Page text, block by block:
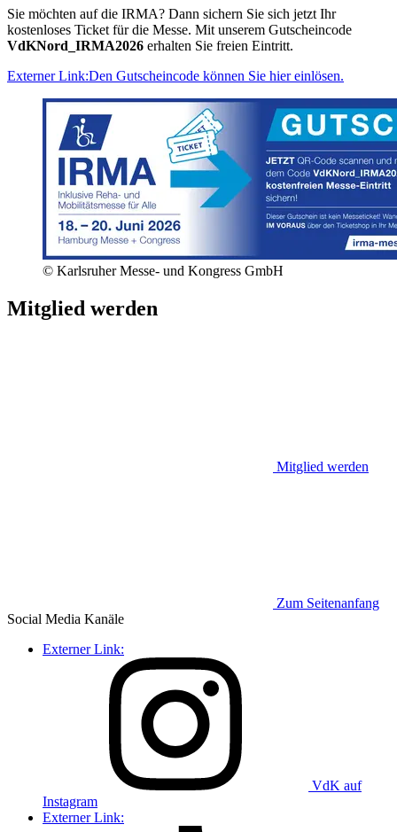
Sie möchten auf die IRMA? Dann sichern Sie sich jetzt Ihr
kostenloses Ticket für die Messe. Mit unserem Gutscheincode
VdKNord_IRMA2026 erhalten Sie freien Eintritt.
Externer Link:Den Gutscheincode können Sie hier einlösen.
© Karlsruher Messe- und Kongress GmbH
Mitglied werden
Mitglied werden
Zum Seitenanfang
Social Media Kanäle
Externer Link:
VdK auf
Instagram
Externer Link: